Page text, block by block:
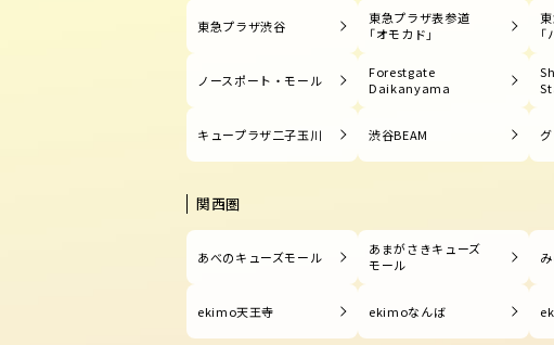
東急プラザ渋谷
東急プラザ表参道
「オモカド」
ノースポート・モール
Forestgate
Daikanyama
キュープラザ二子玉川 渋谷BEAM
関西圏
あべのキューズモール
あまがさきキューズ
モール
ekimo天王寺 ekimoなんば